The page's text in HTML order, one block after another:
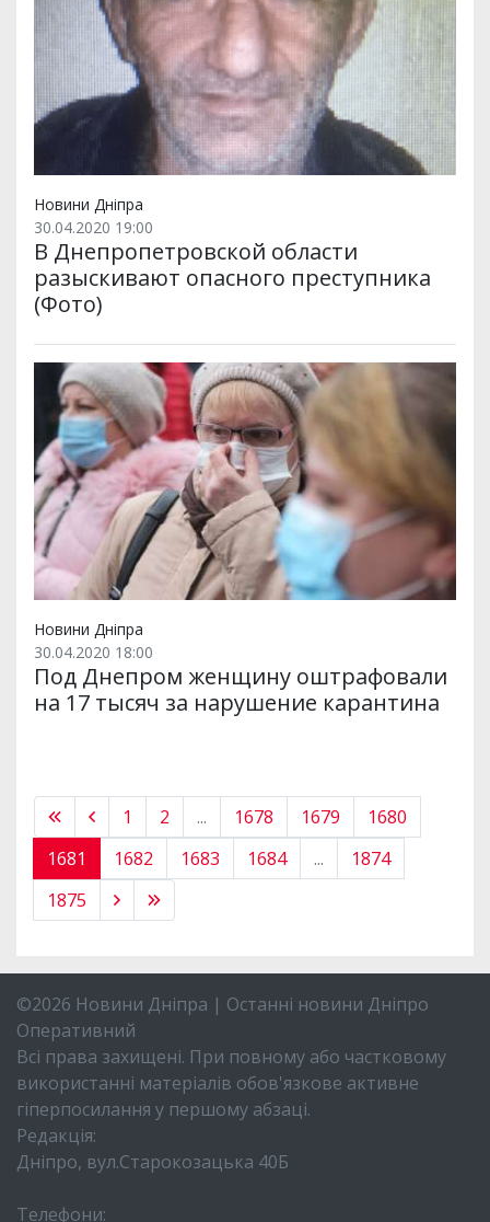
Новини Дніпра
30.04.2020 19:00
В Днепропетровской области
разыскивают опасного преступника
(Фото)
Новини Дніпра
30.04.2020 18:00
Под Днепром женщину оштрафовали
на 17 тысяч за нарушение карантина
1 2 ... 1678 1679
1680
1681
1682 1683 1684 ...
1874
1875
©2026 Новини Дніпра | Останні новини Дніпро
Оперативний
Всі права захищені. При повному або частковому
використанні матеріалів обов'язкове активне
гіперпосилання у першому абзаці.
Редакція:
Дніпро, вул.Старокозацька 40Б
Телефони: